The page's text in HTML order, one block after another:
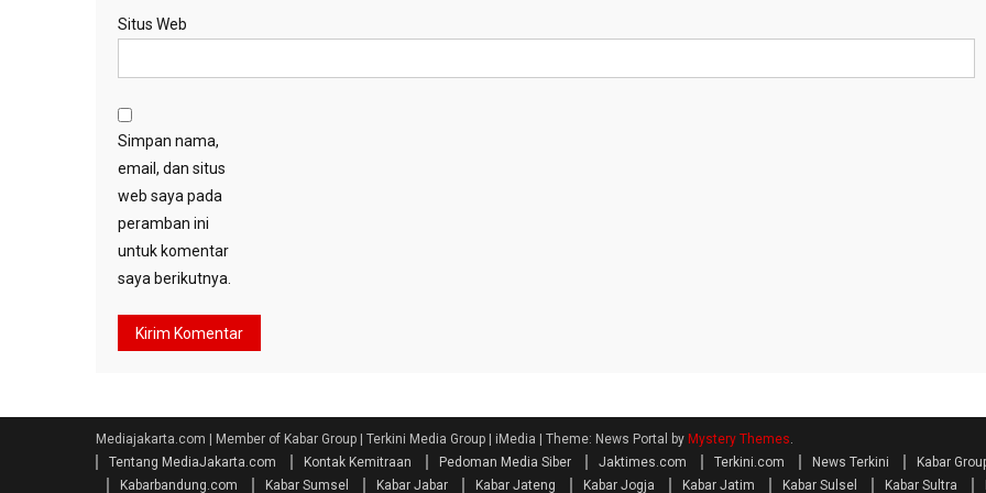
Situs Web
Simpan nama,
email, dan situs
web saya pada
peramban ini
untuk komentar
saya berikutnya.
Mediajakarta.com | Member of Kabar Group | Terkini Media Group | iMedia Theme: News Portal by Mystery Themes.
Tentang MediaJakarta.com
Kontak Kemitraan Pedoman Media Siber Jaktimes.com Terkini.com News Terkini Kabar
Kabarbandung.com
Kabar Sumsel Kabar Jabar Kabar Jateng Kabar Jogja Kabar Jatim Kabar Sulsel Kabar Sultra